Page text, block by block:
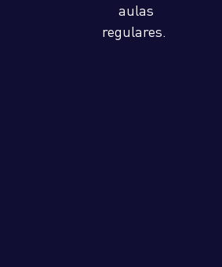
aulas
regulares.